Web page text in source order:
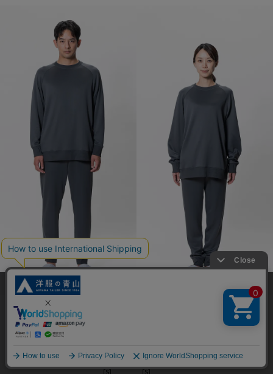
身長：180cm
着用：Lサイズ（上下）
着用：Mサイズ（上下）
［S］
［S］
当サイトでは、快適な閲覧体験とコンテンツ改善のためにCookieを使用
しています。閲覧を続けることで、Cookieの使用に同意したものとみな
します。詳細については
同意して閉じる